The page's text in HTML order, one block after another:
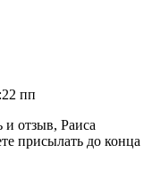
пп
и отзыв, Раиса
присылать до конца